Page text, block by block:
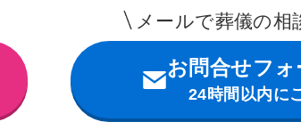
メールで葬儀の相
お問合せフ
24時間以内に